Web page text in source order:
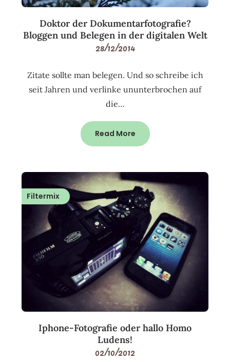
Doktor der Dokumentarfotografie?
Bloggen und Belegen in der digitalen Welt
28/12/2014
Zitate sollte man belegen. Und so schreibe ich
seit Jahren und verlinke ununterbrochen auf
die…
Read More
Filtermix
Iphone-Fotografie oder hallo Homo
Ludens!
02/10/2012